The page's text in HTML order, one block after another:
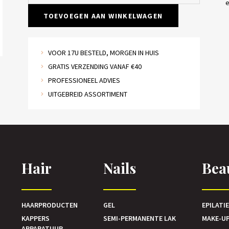
TOEVOEGEN AAN WINKELWAGEN
VOOR 17U BESTELD, MORGEN IN HUIS
GRATIS VERZENDING VANAF €40
PROFESSIONEEL ADVIES
UITGEBREID ASSORTIMENT
Hair
HAARPRODUCTEN
KAPPERS
Nails
GEL
SEMI-PERMANENTE LAK
EPILATIE
MAKE-